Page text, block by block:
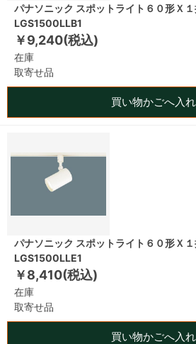
パナソニック スポットライト６０形Ｘ
LGS1500LLB1
￥9,240(税込)
在庫
取寄せ品
買い物かごへ入
パナソニック スポットライト６０形Ｘ
LGS1500LLE1
￥8,410(税込)
在庫
取寄せ品
買い物かごへ入